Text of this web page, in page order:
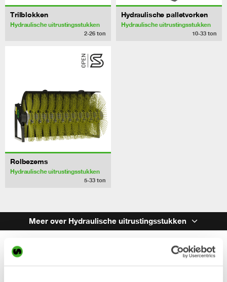
Trilblokken
Hydraulische uitrustingsstukken
2-26 ton
Hydraulische palletvorken
Hydraulische uitrustingsstukken
10-33 ton
Rolbezems
Hydraulische uitrustingsstukken
5-33 ton
Meer over Hydraulische uitrustingsstukken